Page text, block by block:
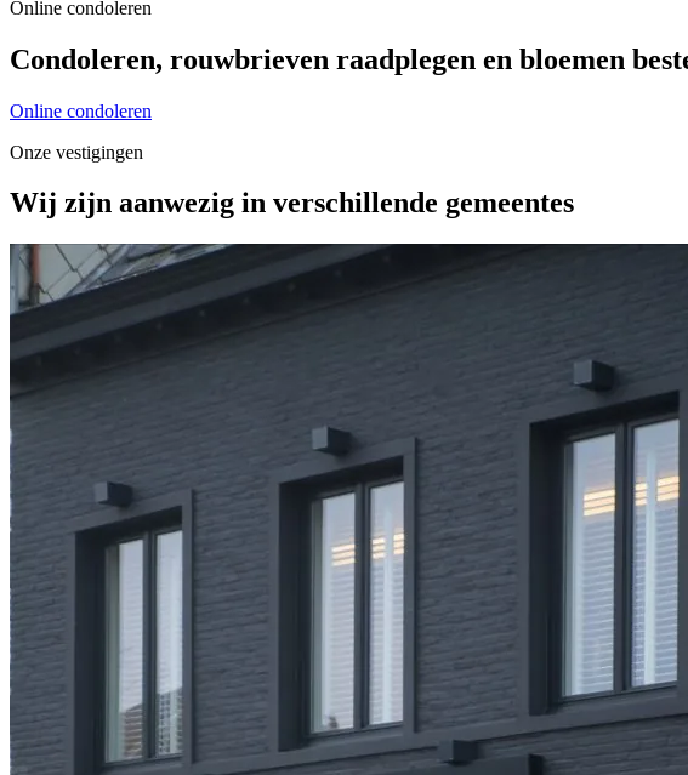
Online condoleren
Condoleren, rouwbrieven raadplegen en bloemen
Online condoleren
Onze vestigingen
Wij zijn aanwezig in verschillende gemeentes